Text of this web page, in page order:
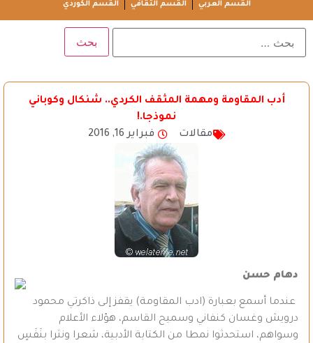
القسم العربي القسم الثقافي القسم الكوردي
أدب المقاومة ومهمة المثقف الكردي.. شنكال وكوباني
نموذجا.!
مقالات
فبراير 16, 2016
دهام حسن
عندما أسمع بعبارة (ادب المقاومة) يقفز إلى ذاكرتي محمود
درويش وغسان كنفاني وسميح القاسم، هؤلاء الأعلام
وسواهم، استحدثوا نمطا من الكتابة الأدبية، شعرا ونثرا بنَفَسٍ